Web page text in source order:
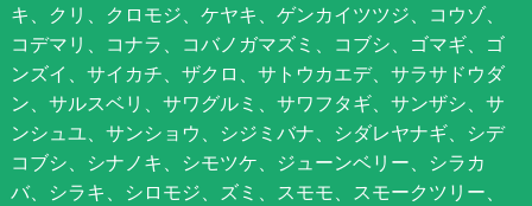
キ、クリ、クロモジ、ケヤキ、ゲンカイツツジ、コウゾ、
コデマリ、コナラ、コバノガマズミ、コブシ、ゴマギ、ゴ
ンズイ、サイカチ、ザクロ、サトウカエデ、サラサドウダ
ン、サルスベリ、サワグルミ、サワフタギ、サンザシ、サ
ンシュユ、サンショウ、シジミバナ、シダレヤナギ、シデ
コブシ、シナノキ、シモツケ、ジューンベリー、シラカ
バ、シラキ、シロモジ、ズミ、スモモ、スモークツリー、